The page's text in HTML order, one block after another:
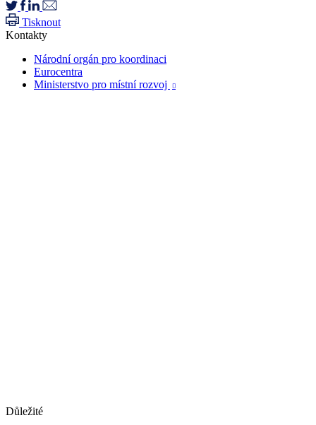
Tisknout
Kontakty
Národní orgán pro koordinaci
Eurocentra
Ministerstvo pro místní rozvoj

Důležité